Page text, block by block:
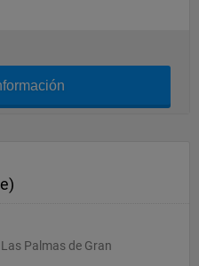
Palmas de Gran